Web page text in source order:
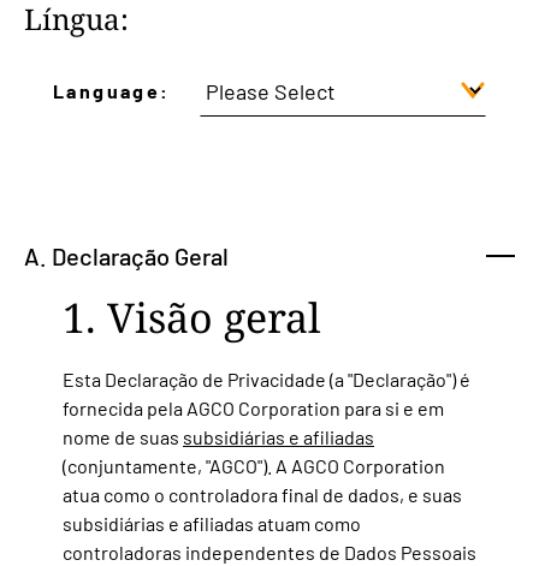
Língua:
Language:
A. Declaração Geral
1. Visão geral
Esta Declaração de Privacidade (a "Declaração") é
fornecida pela AGCO Corporation para si e em
nome de suas subsidiárias e afiliadas
(conjuntamente, "AGCO"). A AGCO Corporation
atua como o controladora final de dados, e suas
subsidiárias e afiliadas atuam como
controladoras independentes de Dados Pessoais